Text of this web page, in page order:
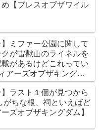
【ブレスオブザワイル
】ミファー公園に関して
が雷獣山のライネルを
があるけどこれってい
アーズオブザキングダ
】ラスト１個が見つから
がちな根、祠といえばど
ズオブザキングダム】